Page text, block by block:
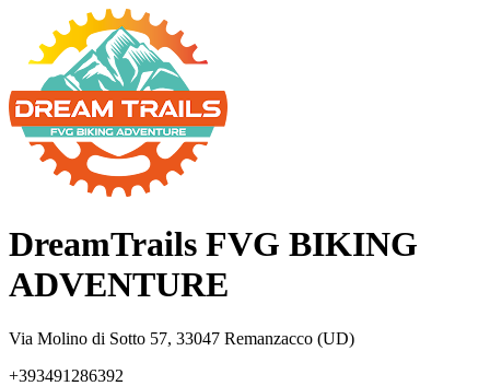
DreamTrails FVG BIKING
ADVENTURE
Via Molino di Sotto 57, 33047 Remanzacco (UD)
+393491286392